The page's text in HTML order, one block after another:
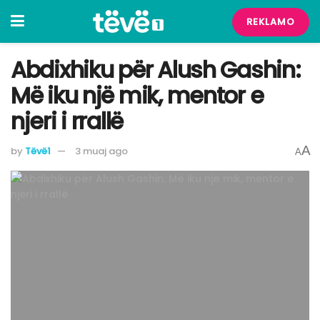
REKLAMO
Abdixhiku për Alush Gashin:
Më iku një mik, mentor e
njeri i rrallë
by Tëvë1 3 muaj ago AA